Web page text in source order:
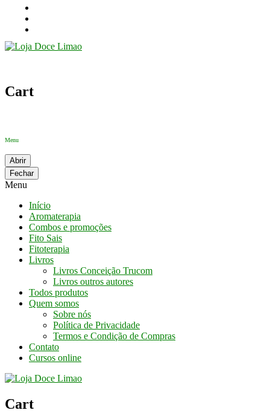
Cart
Menu
Abrir
Fechar
Menu
Início
Aromaterapia
Combos e promoções
Fito Sais
Fitoterapia
Livros
Livros Conceição Trucom
Livros outros autores
Todos produtos
Quem somos
Sobre nós
Política de Privacidade
Termos e Condição de Compras
Contato
Cursos online
Cart